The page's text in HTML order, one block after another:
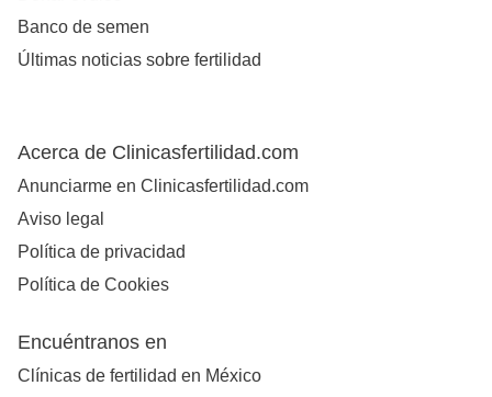
Banco de semen
Últimas noticias sobre fertilidad
Acerca de Clinicasfertilidad.com
Anunciarme en Clinicasfertilidad.com
Aviso legal
Política de privacidad
Política de Cookies
Encuéntranos en
Clínicas de fertilidad en México